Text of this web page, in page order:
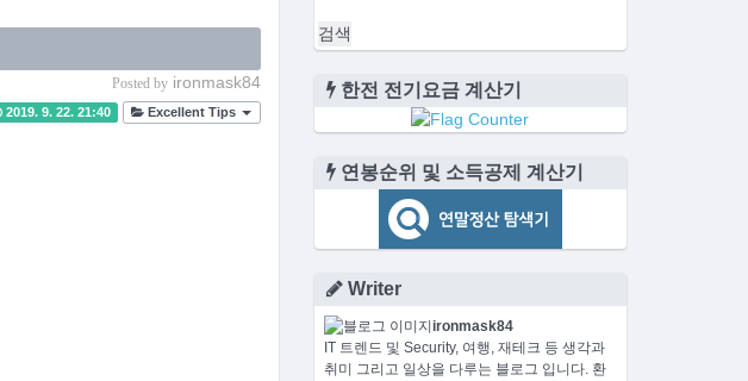
Posted byironmask84
2019. 9. 22. 21:40 Excellent Tips
한전 전기요금 계산기
연봉순위 및 소득공제 계산기
Writer
ironmask84
IT 트렌드 및 Security, 여행, 재테크 등 생각과
취미 그리고 일상을 다루는 블로그 입니다. 환